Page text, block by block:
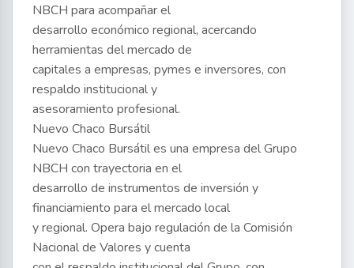
NBCH para acompañar el
desarrollo económico regional, acercando
herramientas del mercado de
capitales a empresas, pymes e inversores, con
respaldo institucional y
asesoramiento profesional.
Nuevo Chaco Bursátil
Nuevo Chaco Bursátil es una empresa del Grupo
NBCH con trayectoria en el
desarrollo de instrumentos de inversión y
financiamiento para el mercado local
y regional. Opera bajo regulación de la Comisión
Nacional de Valores y cuenta